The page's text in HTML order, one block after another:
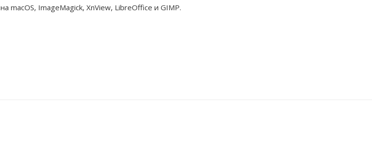
на macOS, ImageMagick, XnView, LibreOffice и GIMP.